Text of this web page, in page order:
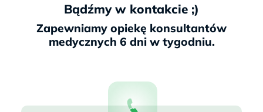
Bądźmy w kontakcie ;)